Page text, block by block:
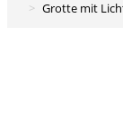
Grotte mit